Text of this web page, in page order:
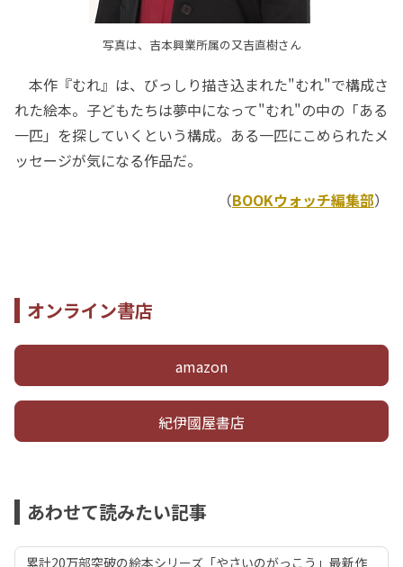
写真は、吉本興業所属の又吉直樹さん
本作『むれ』は、びっしり描き込まれた"むれ"で構成さ
れた絵本。子どもたちは夢中になって"むれ"の中の「ある
一匹」を探していくという構成。ある一匹にこめられたメ
ッセージが気になる作品だ。
（BOOKウォッチ編集部）
オンライン書店
amazon
紀伊國屋書店
あわせて読みたい記事
累計20万部突破の絵本シリーズ「やさいのがっこう」最新作